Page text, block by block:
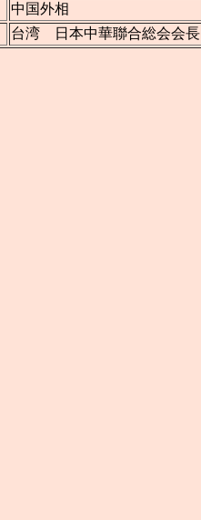
中国外相
台湾 日本中華聯合総会会長